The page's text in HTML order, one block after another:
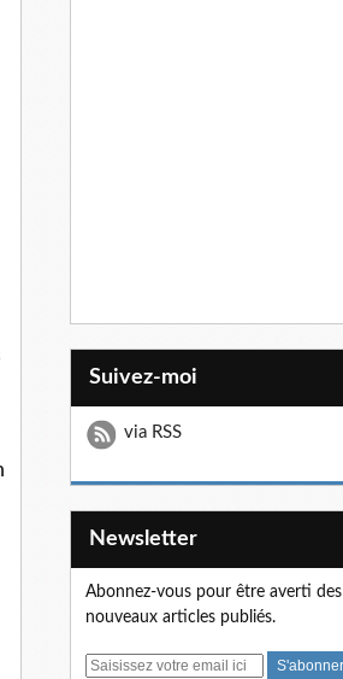
Suivez-moi
via RSS
Newsletter
Abonnez-vous pour être averti des
nouveaux articles publiés.
E